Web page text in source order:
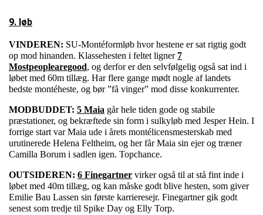
9. løb
VINDEREN: SU-Montéformløb hvor hestene er sat rigtig godt
op mod hinanden. Klassehesten i feltet ligner 7
Mostpeoplearegood, og derfor er den selvfølgelig også sat ind i
løbet med 60m tillæg. Har flere gange mødt nogle af landets
bedste montéheste, og bør ”få vinger” mod disse konkurrenter.
MODBUDDET: 5 Maia går hele tiden gode og stabile
præstationer, og bekræftede sin form i sulkyløb med Jesper Hein. I
forrige start var Maia ude i årets montélicensmesterskab med
urutinerede Helena Feltheim, og her får Maia sin ejer og træner
Camilla Borum i sadlen igen. Topchance.
OUTSIDEREN: 6 Finegartner virker også til at stå fint inde i
løbet med 40m tillæg, og kan måske godt blive hesten, som giver
Emilie Bau Lassen sin første karrieresejr. Finegartner gik godt
senest som tredje til Spike Day og Elly Torp.